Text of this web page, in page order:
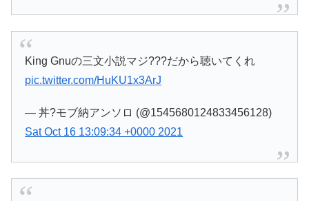
King Gnuの三文小説マジ???だから聴いてくれ
pic.twitter.com/HuKU1x3ArJ
— 丼?モブ納アンソロ (@1545680124833456128)
Sat Oct 16 13:09:34 +0000 2021